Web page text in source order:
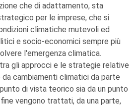
che di adattamento, sta
per le imprese, che si
climatiche mutevoli ed
e socio-economici sempre più
l'emergenza climatica.
gli approcci e le strategie relative
cambiamenti climatici da parte
di vista teorico sia da un punto
vengono trattati, da una parte,